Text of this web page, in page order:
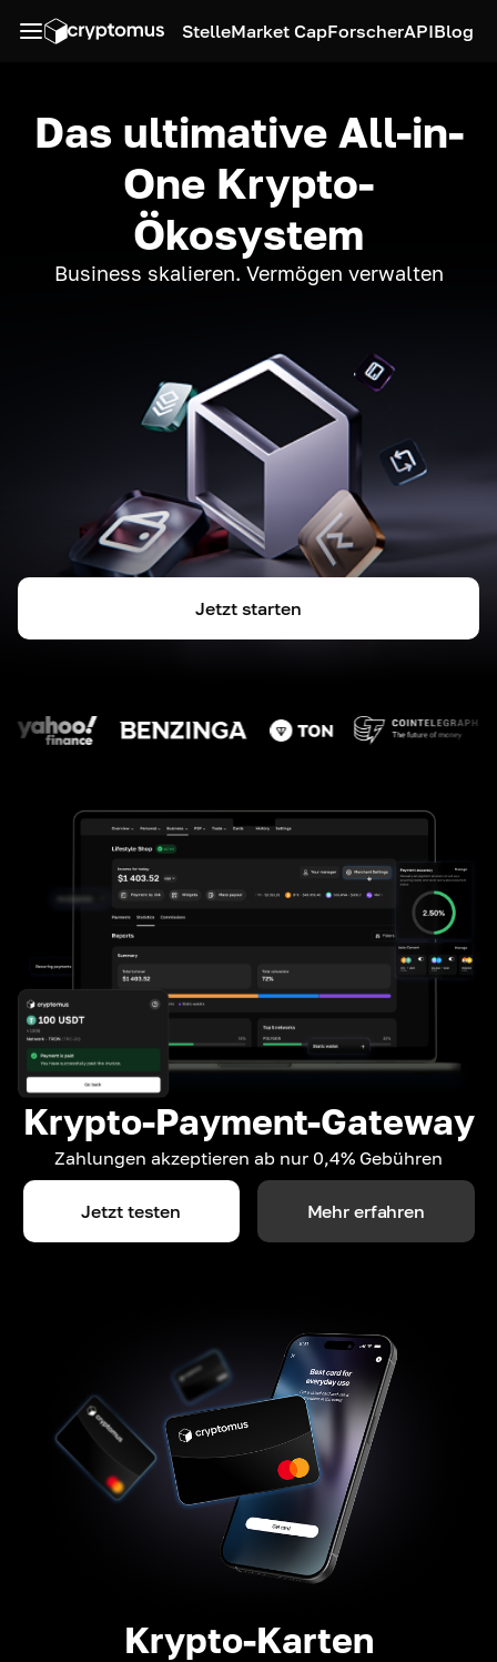
StelleMarket CapForscherAPIBlog
Das ultimative All-in-
One Krypto-
Ökosystem
Business skalieren. Vermögen verwalten
Jetzt starten
Krypto-Payment-Gateway
Zahlungen akzeptieren ab nur 0,4% Gebühren
Jetzt testen Mehr erfahren
Krypto-Karten